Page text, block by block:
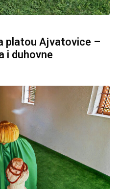
platou Ajvatovice –
i duhovne